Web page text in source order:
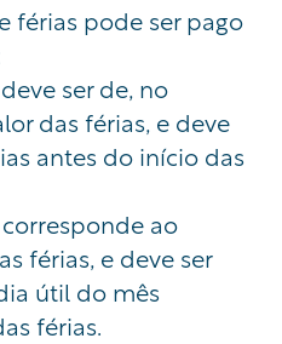
férias pode ser pago
ser de, no
das férias, e deve
antes do início das
ao
férias, e deve ser
útil do mês
férias.